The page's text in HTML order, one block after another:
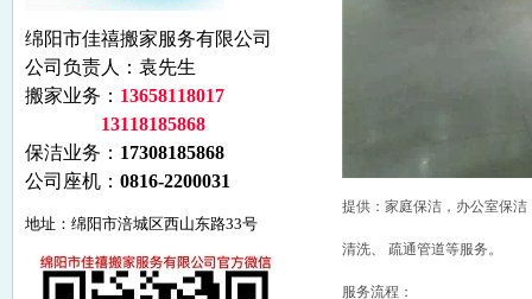
绵阳市佳禧搬家服务有限公司
公司负责人：袁先生
搬家业务： 13658118017
13118185868
保洁业务： 17308185868
公司座机： 0816-2200031
地址：绵阳市涪城区西山东路33号
提供：家庭保洁，办公室保
清洗、 疏通管道等服务。
服务流程：